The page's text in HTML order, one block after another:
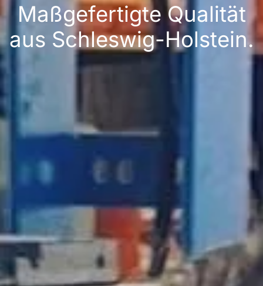
Maßgefertigte Qualität
aus Schleswig-Holstein.